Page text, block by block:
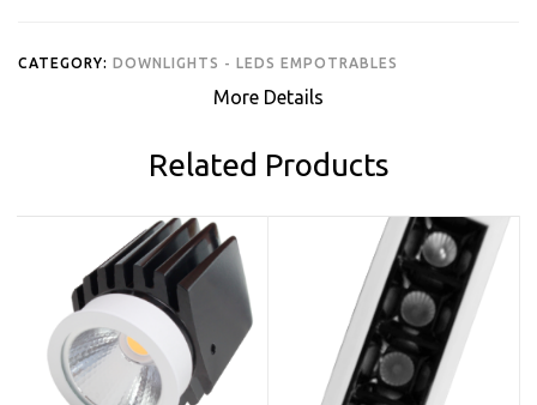
CATEGORY: DOWNLIGHTS - LEDS EMPOTRABLES
More Details
Related Products